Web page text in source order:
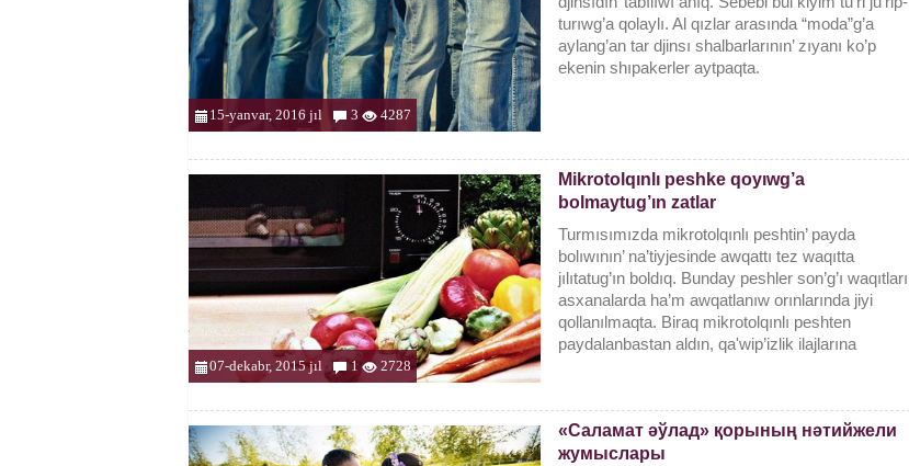
15-yanvar, 2016 jıl 3 4287
turıwg’a qolaylı. Al qızlar arasında “moda”g’a
aylang’an tar djinsı shalbarlarının’ zıyanı ko’p
ekenin shıpakerler aytpaqta.
07-dekabr, 2015 jıl 1 2728
Mikrotolqınlı peshke qoyıwg’a
bolmaytug’ın zatlar
Turmısımızda mikrotolqınlı peshtin’ payda
bolıwının’ na’tiyjesinde awqattı tez waqıtta
jılıtatug’ın boldıq. Bunday peshler son’g’ı waqıtları
asxanalarda ha’m awqatlanıw orınlarında jiyi
qollanılmaqta. Biraq mikrotolqınlı peshten
paydalanbastan aldın, qa'wip’izlik ilajlarına
«Саламат әўлад» қорының нәтийжели
жумыслары